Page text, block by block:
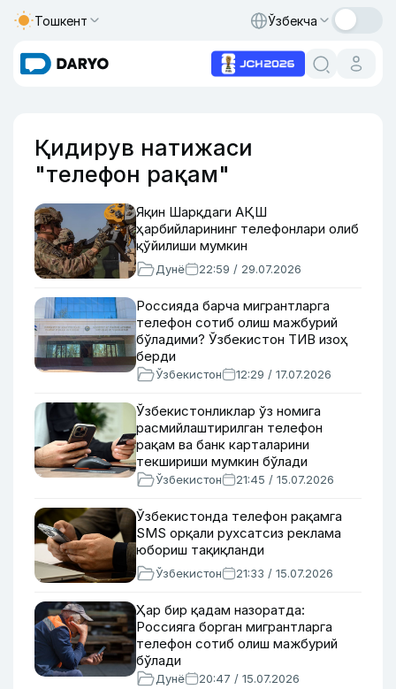
Тошкент Ўзбекча
Қидирув натижаси
"телефон рақам"
Яқин Шарқдаги АҚШ
ҳарбийларининг телефонлари олиб
қўйилиши мумкин
Дунё 22:59 / 29.07.2026
Россияда барча мигрантларга
телефон сотиб олиш мажбурий
бўладими? Ўзбекистон ТИВ изоҳ
берди
Ўзбекистон 12:29 / 17.07.2026
Ўзбекистонликлар ўз номига
расмийлаштирилган телефон
рақам ва банк карталарини
текшириши мумкин бўлади
Ўзбекистон 21:45 / 15.07.2026
Ўзбекистонда телефон рақамга
SMS орқали рухсатсиз реклама
юбориш тақиқланди
Ўзбекистон 21:33 / 15.07.2026
Ҳар бир қадам назоратда:
Россияга борган мигрантларга
телефон сотиб олиш мажбурий
бўлади
Дунё 20:47 / 15.07.2026